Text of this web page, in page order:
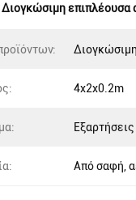
Διογκώσιμη επιπλέουσα
4x2x0.2m
Από σαφή,